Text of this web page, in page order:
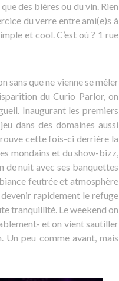
des bières ou du vin. Rien
du verre entre ami(e)s à
et cool. C’est où ? 1 rue
sans que ne vienne se mêler
du Curio Parlor, on
Inaugurant les premiers
dans des domaines aussi
cette fois-ci derrière la
mondains et du show-bizz,
nuit avec ses banquettes
feutrée et atmosphère
rapidement le refuge
tranquillité. Le weekend on
et on vient sautiller
Un peu comme avant, mais